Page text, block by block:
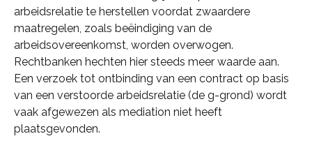
arbeidsrelatie te herstellen voordat zwaardere
maatregelen, zoals beëindiging van de
arbeidsovereenkomst, worden overwogen.
Rechtbanken hechten hier steeds meer waarde aan.
Een verzoek tot ontbinding van een contract op basis
van een verstoorde arbeidsrelatie (de g-grond) wordt
vaak afgewezen als mediation niet heeft
plaatsgevonden.